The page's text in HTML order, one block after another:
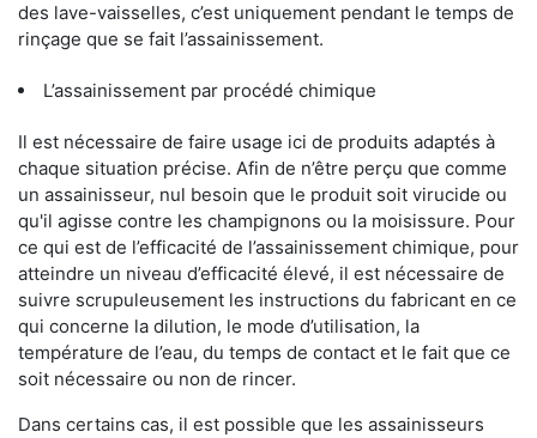
des lave-vaisselles, c’est uniquement pendant le temps de
rinçage que se fait l’assainissement.
L’assainissement par procédé chimique
Il est nécessaire de faire usage ici de produits adaptés à
chaque situation précise. Afin de n’être perçu que comme
un assainisseur, nul besoin que le produit soit virucide ou
qu'il agisse contre les champignons ou la moisissure. Pour
ce qui est de l’efficacité de l’assainissement chimique, pour
atteindre un niveau d’efficacité élevé, il est nécessaire de
suivre scrupuleusement les instructions du fabricant en ce
qui concerne la dilution, le mode d’utilisation, la
température de l’eau, du temps de contact et le fait que ce
soit nécessaire ou non de rincer.
Dans certains cas, il est possible que les assainisseurs